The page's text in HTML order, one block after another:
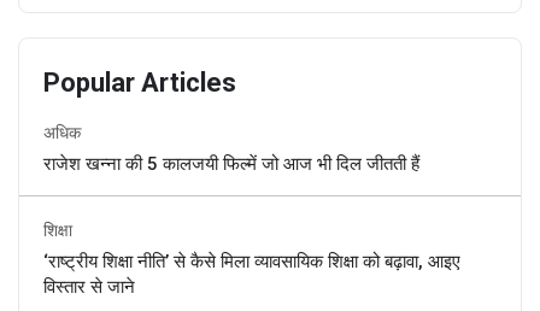
Popular Articles
अधिक
राजेश खन्ना की 5 कालजयी फिल्में जो आज भी दिल जीतती हैं
शिक्षा
‘राष्ट्रीय शिक्षा नीति’ से कैसे मिला व्यावसायिक शिक्षा को बढ़ावा, आइए
विस्तार से जाने